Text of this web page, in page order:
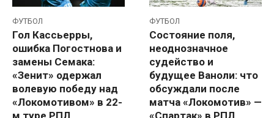
ФУТБОЛ
Гол Кассьерры,
ошибка Погостнова и
замены Семака:
«Зенит» одержал
волевую победу над
«Локомотивом» в 22-
ФУТБОЛ
Состояние поля,
неоднозначное
судейство и
будущее Ваноли: что
обсуждали после
матча «Локомотив» —